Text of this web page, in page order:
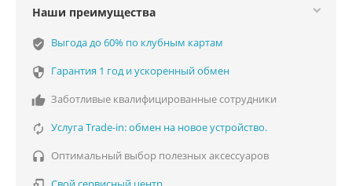
Наши преимущества
verified_user Выгода до 60% по клубным картам
 Гарантия 1 год и ускоренный обмен
 Заботливые квалифицированные сотрудники
 Услуга Trade-in: обмен на новое устройство.
 Оптимальный выбор полезных аксессуаров